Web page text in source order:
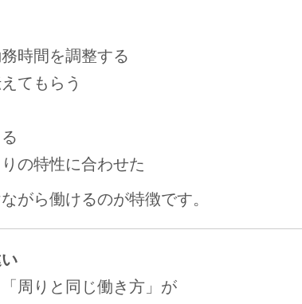
時間を調整する
てもらう
の特性に合わせた
がら働けるのが特徴です。
周りと同じ働き方」が